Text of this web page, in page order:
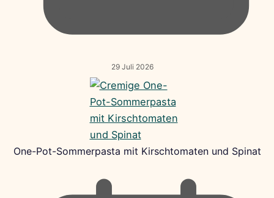
29 Juli 2026
One-Pot-Sommerpasta mit Kirschtomaten und Spinat